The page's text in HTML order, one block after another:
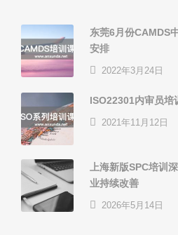
东莞6月份CAMDS
安排
2022年3月24日
ISO22301内审员培
2021年11月12日
上海新版SPC培训
业持续改善
2026年5月14日